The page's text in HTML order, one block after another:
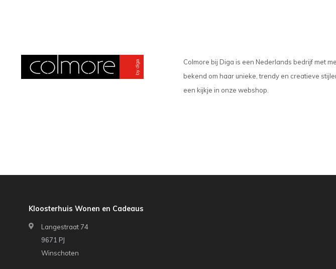
Colmore bij Diga is een Nederlands bedrijf met
bekend om haar unieke, trendy en creatieve
een kijkje in onze webshop.
Kloosterhuis Wonen en Cadeaus
Langestraat 74
9671 PJ
Winschoten